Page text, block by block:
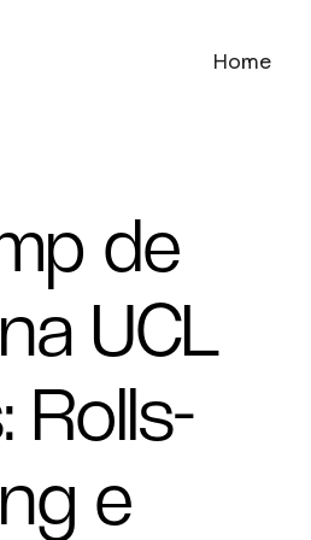
Home
de
UCL
Rolls-
e